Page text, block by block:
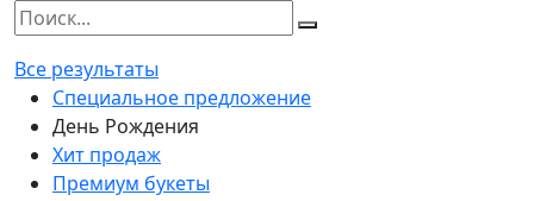
Все результаты
Специальное предложение
День Рождения
Хит продаж
Премиум букеты